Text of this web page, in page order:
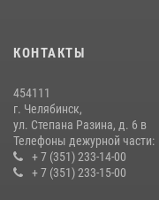
14 июля 2026, 05:15
КОНТАКТЫ
454111
г. Челябинск,
ул. Степана Разина, д. 6 в
Телефоны дежурной части:
+ 7 (351) 233-14-00
+ 7 (351) 233-15-00